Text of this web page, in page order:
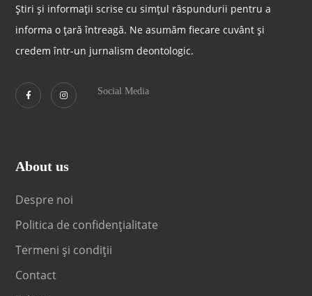
Știri și informații scrise cu simțul răspundurii pentru a
informa o țară întreagă. Ne asumăm fiecare cuvânt și
credem într-un jurnalism deontologic.
Social Media
About us
Despre noi
Politica de confidențialitate
Termeni și condiții
Contact